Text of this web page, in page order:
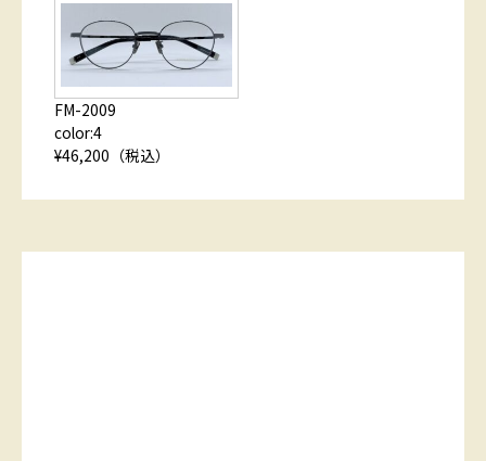
FM-2009
color:4
¥46,200（税込）